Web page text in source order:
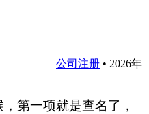
公司注册 • 2026年
第一项就是查名了，